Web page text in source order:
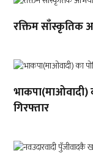
रक्तिम साँस्कृतिक
भाकपा(माओवादी)
गिरफ्तार